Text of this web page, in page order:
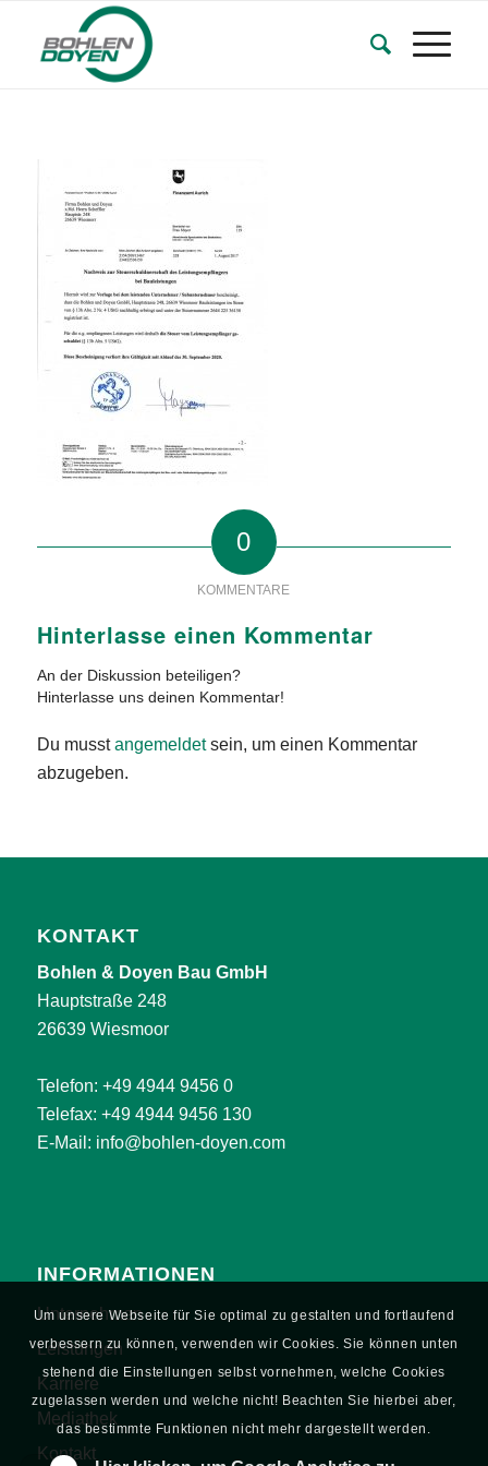
0
KOMMENTARE
Hinterlasse einen Kommentar
An der Diskussion beteiligen?
Hinterlasse uns deinen Kommentar!
Du musstangemeldetsein, um einen Kommentar
abzugeben.
KONTAKT
Bohlen & Doyen Bau GmbH
Hauptstraße 248
26639 Wiesmoor
Telefon: +49 4944 9456 0
Telefax: +49 4944 9456 130
E-Mail: info@bohlen-doyen.com
INFORMATIONEN
Unternehmen
Leistungen
Karriere
Mediathek
Kontakt
Um unsere Webseite für Sie optimal zu gestalten und fortlaufend
verbessern zu können, verwenden wir Cookies. Sie können unten
stehend die Einstellungen selbst vornehmen, welche Cookies
zugelassen werden und welche nicht! Beachten Sie hierbei aber,
das bestimmte Funktionen nicht mehr dargestellt werden.